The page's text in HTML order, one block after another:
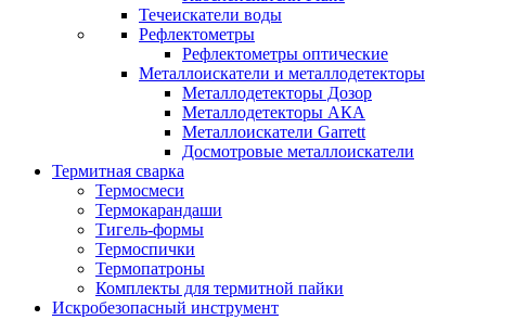
Течеискатели воды
Рефлектометры
Рефлектометры оптические
Металлоискатели и металлодетекторы
Металлодетекторы Дозор
Металлодетекторы АКА
Металлоискатели Garrett
Досмотровые металлоискатели
Термитная сварка
Термосмеси
Термокарандаши
Тигель-формы
Термоспички
Термопатроны
Комплекты для термитной пайки
Искробезопасный инструмент